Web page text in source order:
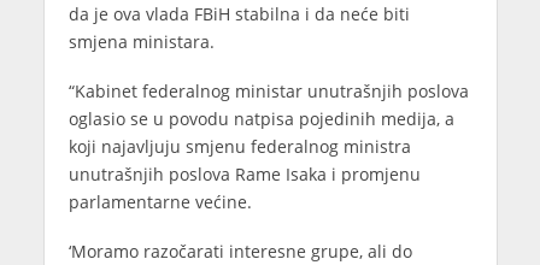
da je ova vlada FBiH stabilna i da neće biti
smjena ministara.
“Kabinet federalnog ministar unutrašnjih poslova
oglasio se u povodu natpisa pojedinih medija, a
koji najavljuju smjenu federalnog ministra
unutrašnjih poslova Rame Isaka i promjenu
parlamentarne većine.
‘Moramo razočarati interesne grupe, ali do